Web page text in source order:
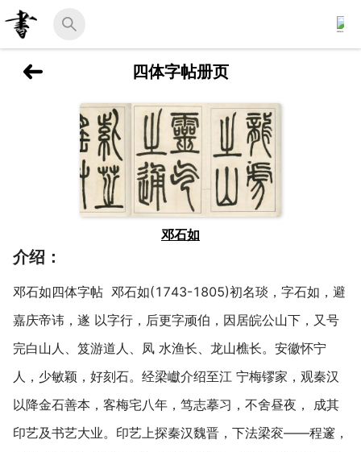
四体字帖册页
邓石如
介绍：
邓石如四体字帖 邓石如(1743-1805)初名琰，字石如，避
嘉庆帝讳，遂 以字行，后更字顽伯，因居皖公山下，又号
完白山人、笈游道人、凤 水渔长、龙山樵长。安徽怀宁
人，少敏颖，好刻石。经梁巘介绍至江 宁梅镠家，观秦汉
以降金石善本，客梅宅八年，笃志摹习，不舍昼夜， 成其
印艺及书艺大业。印艺上探秦汉魏晋，下法梁衮——程邃，